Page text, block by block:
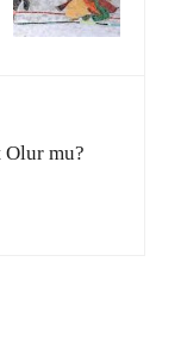
Olur mu?